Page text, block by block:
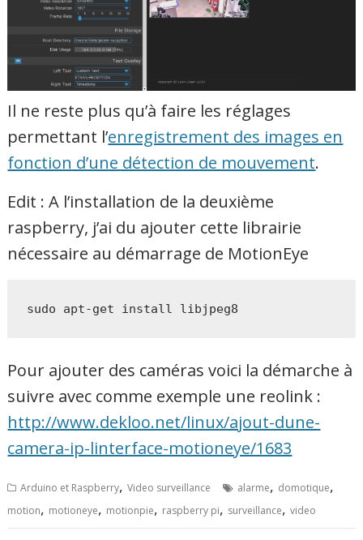
Il ne reste plus qu’à faire les réglages
permettant l’enregistrement des images en
fonction d’une détection de mouvement.
Edit : A l’installation de la deuxième
raspberry, j’ai du ajouter cette librairie
nécessaire au démarrage de MotionEye
sudo apt-get install libjpeg8
Pour ajouter des caméras voici la démarche à
suivre avec comme exemple une reolink :
http://www.dekloo.net/linux/ajout-dune-
camera-ip-linterface-motioneye/1683
Arduino et Raspberry,Video surveillance alarme, domotique,
motion, motioneye, motionpie, raspberry pi, surveillance,video